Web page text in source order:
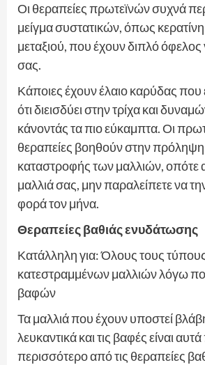
Οι θεραπείες πρωτεϊνών συχνά
μείγμα συστατικών, όπως
μεταξιού, που έχουν διπλό όφελος
σας.
Κάποιες έχουν έλαιο καρύδας που
ότι διεισδύει στην τρίχα και
κάνοντάς τα πιο εύκαμπτα. Οι
θεραπείες βοηθούν στην πρόληψη
καταστροφής των μαλλιών, οπότε
μαλλιά σας, μην παραλείπετε να
φορά τον μήνα.
Θεραπείες βαθιάς ενυδάτωσης
Κατάλληλη για: Όλους τους
κατεστραμμένων μαλλιών λόγω
βαφών
Τα μαλλιά που έχουν υποστεί
λευκαντικά και τις βαφές είναι
περισσότερο από τις θεραπείες